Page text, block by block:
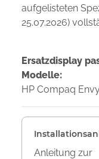
aufgelisteten
25.07.2026)
Ersatzdisplay
Modelle:
HP Compaq
Anleitung zur